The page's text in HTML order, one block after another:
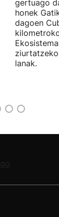
gertuago
honek
dagoen
lanak.